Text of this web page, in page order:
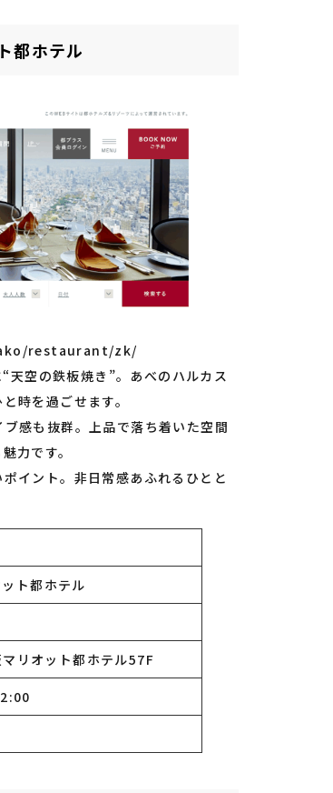
都ホテル
restaurant/zk/
天空の鉄板焼き”。あべのハルカス
時を過ごせます。
感も抜群。上品で落ち着いた空間
力です。
イント。非日常感あふれるひとと
ト都ホテル
リオット都ホテル57F